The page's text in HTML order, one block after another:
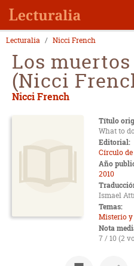
Lecturalia Nicci French
Los
(Nicci
Nicci French
Título
What to
Editorial:
Círculo
Año
2010
Ismael
Temas:
Misterio y
Nota
7 / 10 (2